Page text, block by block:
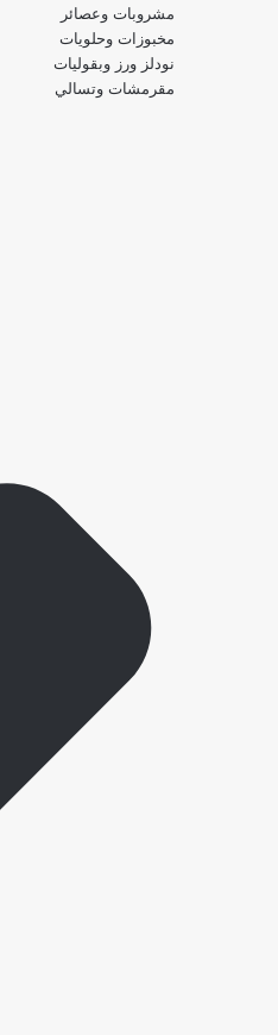
مشروبات وعصائر
مخبوزات وحلويات
نودلز ورز وبقوليات
مقرمشات وتسالي